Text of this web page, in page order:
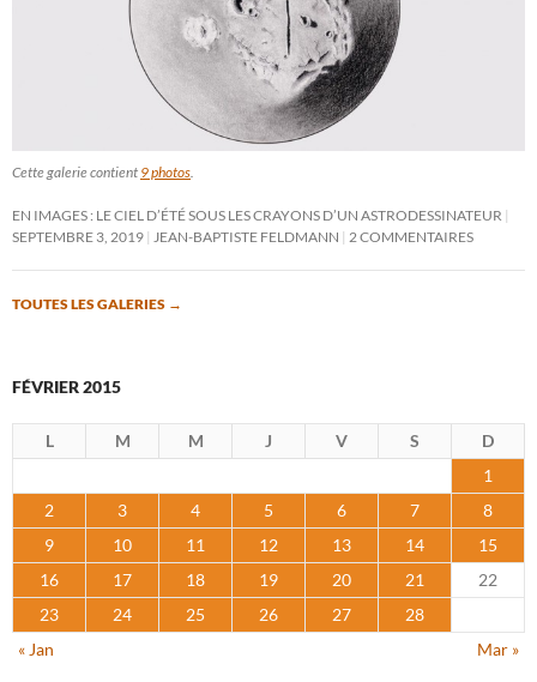
Cette galerie contient 9 photos
EN IMAGES : LE CIEL D’ÉTÉ SOUS LES CRAYONS D’UN ASTRODESSINATEUR
SEPTEMBRE 3, 2019
JEAN-BAPTISTE FELDMANN 2 COMMENTAIRES
TOUTES LES GALERIES →
FÉVRIER 2015
L M M J V S
D
1
2
3 4 5 6 7
8
9
10 11 12 13 14
15
16
17 18 19 20 21
22
23
24 25 26 27
28
« Jan
Mar »